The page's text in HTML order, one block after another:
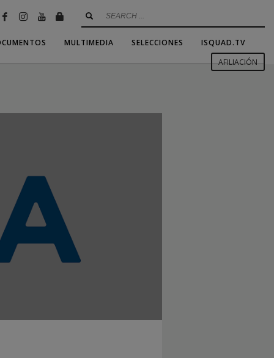
MULTIMEDIA SELECCIONES
ISQUAD.TV
AFILIACIÓN